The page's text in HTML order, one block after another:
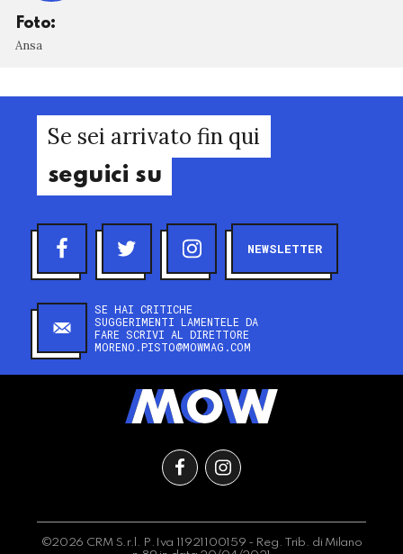
Foto:
Ansa
Se sei arrivato fin qui
seguici su
NEWSLETTER
SE HAI CRITICHE
SUGGERIMENTI LAMENTELE DA
FARE SCRIVI AL DIRETTORE
MORENO.PISTO@MOWMAG.COM
©2026 CRM S.r.l. P.Iva 11921100159 - Reg. Trib. di Milano